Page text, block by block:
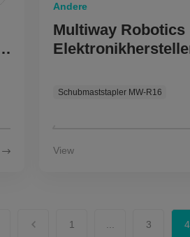
Andere
Multiway Robotics
zu verbessern.
Schubmaststapler MW-R16
View
1 3 4